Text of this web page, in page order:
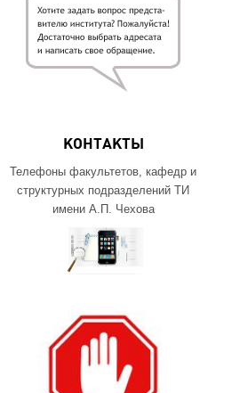
КОНТАКТЫ
Телефоны факультетов, кафедр и
структурных подразделений ТИ
имени А.П. Чехова